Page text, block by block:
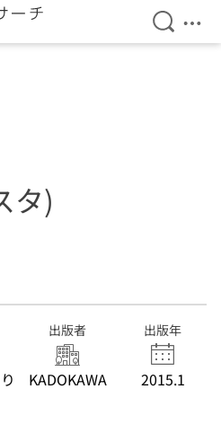
検索を
メ
タ)
出版者
KADOKAWA
出版年
2015.1